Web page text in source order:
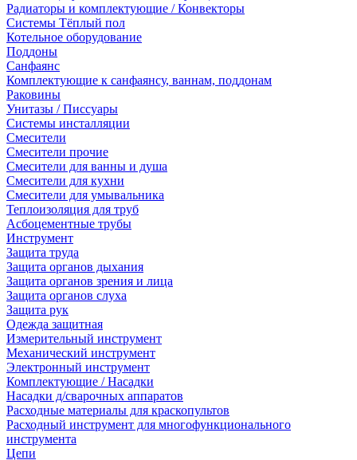
Радиаторы и комплектующие / Конвекторы
Системы Тёплый пол
Котельное оборудование
Поддоны
Санфаянс
Комплектующие к санфаянсу, ваннам, поддонам
Раковины
Унитазы / Писсуары
Системы инсталляции
Смесители
Смесители прочие
Смесители для ванны и душа
Смесители для кухни
Смесители для умывальника
Теплоизоляция для труб
Асбоцементные трубы
Инструмент
Защита труда
Защита органов дыхания
Защита органов зрения и лица
Защита органов слуха
Защита рук
Одежда защитная
Измерительный инструмент
Механический инструмент
Электронный инструмент
Комплектующие / Насадки
Насадки д/сварочных аппаратов
Расходные материалы для краскопультов
Расходный инструмент для многофункционального
инструмента
Цепи